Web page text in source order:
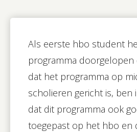
Als eerste hbo student
programma doorgelopen
dat het programma op
scholieren gericht is, ben
dat dit programma ook
toegepast op het hbo en